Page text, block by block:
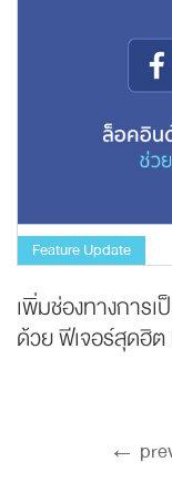
Feature Update
เพิ่มช่องทางการ
ด้วย ฟีเจอร์สุดฮิ
←